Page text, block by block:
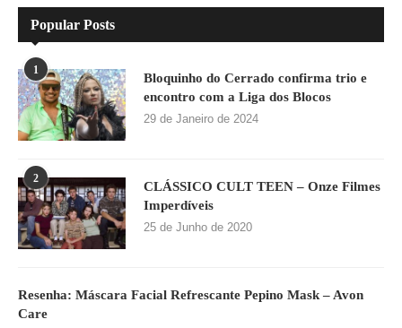
Popular Posts
1
Bloquinho do Cerrado confirma trio e
encontro com a Liga dos Blocos
29 de Janeiro de 2024
2
CLÁSSICO CULT TEEN – Onze Filmes
Imperdíveis
25 de Junho de 2020
Resenha: Máscara Facial Refrescante Pepino Mask – Avon
Care